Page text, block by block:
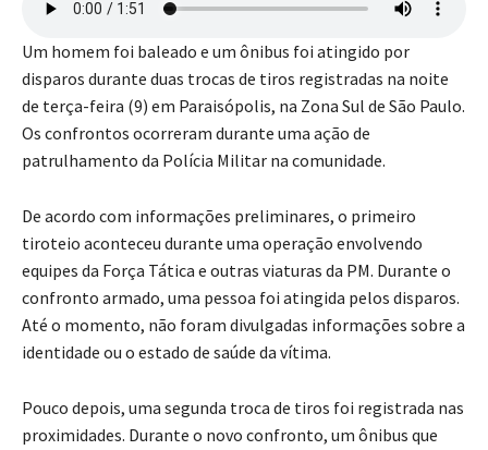
Um homem foi baleado e um ônibus foi atingido por
disparos durante duas trocas de tiros registradas na noite
de terça-feira (9) em Paraisópolis, na Zona Sul de São Paulo.
Os confrontos ocorreram durante uma ação de
patrulhamento da Polícia Militar na comunidade.
De acordo com informações preliminares, o primeiro
tiroteio aconteceu durante uma operação envolvendo
equipes da Força Tática e outras viaturas da PM. Durante o
confronto armado, uma pessoa foi atingida pelos disparos.
Até o momento, não foram divulgadas informações sobre a
identidade ou o estado de saúde da vítima.
Pouco depois, uma segunda troca de tiros foi registrada nas
proximidades. Durante o novo confronto, um ônibus que